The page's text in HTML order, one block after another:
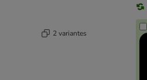
2 variantes